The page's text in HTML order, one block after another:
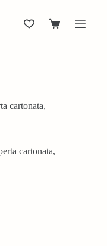
Coș
cartonata,